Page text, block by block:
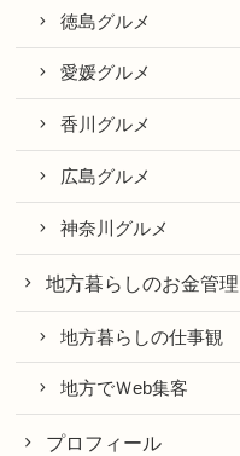
徳島グルメ
愛媛グルメ
香川グルメ
広島グルメ
神奈川グルメ
地方暮らしのお金管理
地方暮らしの仕事観
地方でＷeb集客
プロフィール